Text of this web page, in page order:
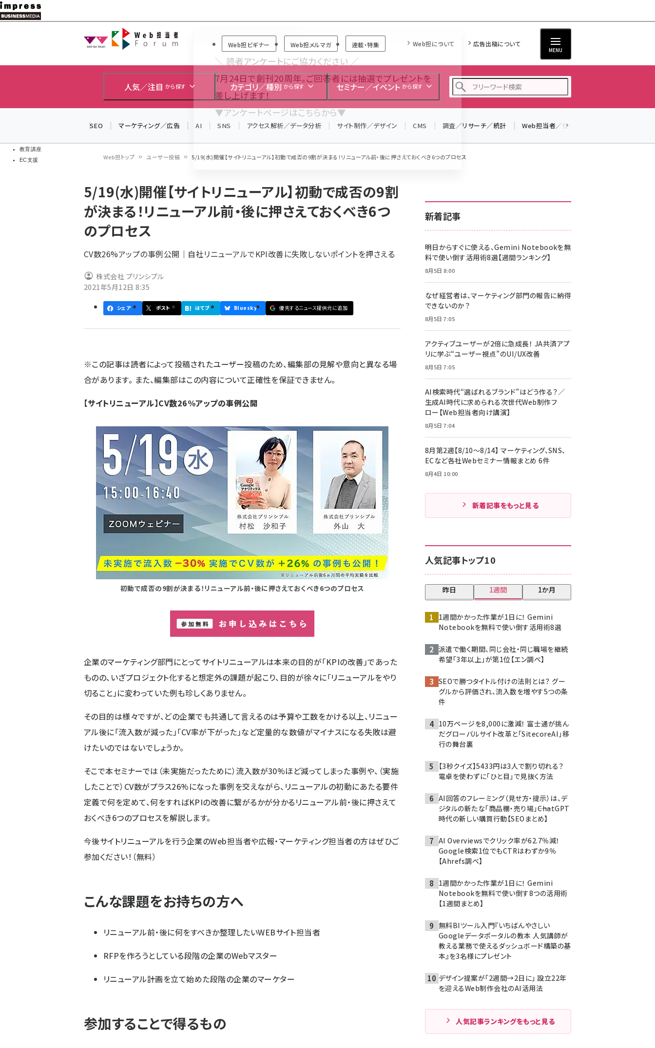
メ
イ
教育講座
EC支援
Web担当者Forum
Web担ビギナー Web担メルマガ 連載・特集 Web担について 広告出稿について
MENU
人気／注目 から探す カテゴリ／種別 から探す セミナー／イベント から探す
z世代 (1617)
meo (1274)
SEO マーケティング／広告 AI SNS アクセス解析／データ分析 サイト制作／デザイン CMS 調査／リサーチ／統計 Web担当者／仕事
ン
く
ず
Web担トップ ユーザー投稿 5/19(水)開催【サイトリニューアル】初動で成否の9割が決まる！リニューアル前・後に押さえておくべき6つのプロセス
5/19(水)開催【サイトリニューアル】初動で成否の9割
が決まる！リニューアル前・後に押さえておくべき6つ
のプロセス
CV数26%アップの事例公開｜自社リニューアルでKPI改善に失敗しないポイントを押さえる
株式会社 プリンシプル
2021年5月12日 8:35
シェア ポスト はてブ Bluesky 優先するニュース提供元に追加
※この記事は読者によって投稿されたユーザー投稿のため、編集部の見解や意向と異なる場
合があります。 また、編集部はこの内容について正確性を保証できません。
【サイトリニューアル】CV数26%アップの事例公開
初動で成否の9割が決まる！リニューアル前・後に押さえておくべき6つのプロセス
企業のマーケティング部門にとってサイトリニューアルは本来の目的が「KPIの改善」であった
ものの、いざプロジェクト化すると想定外の課題が起こり、目的が徐々に「リニューアルをやり
切ること」に変わっていた例も珍しくありません。
その目的は様々ですが、どの企業でも共通して言えるのは予算や工数をかける以上、リニュー
アル後に「流入数が減った」「CV率が下がった」など定量的な数値がマイナスになる失敗は避
けたいのではないでしょうか。
そこで本セミナーでは（未実施だったために）流入数が30%ほど減ってしまった事例や、（実施
したことで）CV数がプラス26%になった事例を交えながら、リニューアルの初動にあたる要件
定義で何を定めて、何をすればKPIの改善に繋がるかが分かるリニューアル前・後に押さえて
おくべき6つのプロセスを解説します。
今後サイトリニューアルを行う企業のWeb担当者や広報・マーケティング担当者の方はぜひご
参加ください！ （無料）
こんな課題をお持ちの方へ
リニューアル前・後に何をすべきか整理したいWEBサイト担当者
RFPを作ろうとしている段階の企業のWebマスター
リニューアル計画を立て始めた段階の企業のマーケター
参加することで得るもの
新着記事
明日からすぐに使える、Gemini Notebookを無
料で使い倒す活用術8選【週間ランキング】
8月5日 8:00
なぜ経営者は、マーケティング部門の報告に納得
できないのか？
8月5日 7:05
アクティブユーザーが2倍に急成長！ JA共済アプ
リに学ぶ“ユーザー視点”のUI/UX改善
8月5日 7:05
AI検索時代“選ばれるブランド”はどう作る？／
生成AI時代に求められる次世代Web制作フ
ロー【Web担当者向け講演】
8月5日 7:04
8月第2週【8/10～8/14】 マーケティング、SNS、
ECなど各社Webセミナー情報まとめ 6件
8月4日 10:00
新着記事をもっと見る
人気記事トップ10
昨日 1週間 1か月
1週間かかった作業が1日に！ Gemini
Notebookを無料で使い倒す活用術8選
派遣で働く期間、同じ会社・同じ職場を継続
希望「3年以上」が第1位【エン調べ】
SEOで勝つタイトル付けの法則とは？ グー
グルから評価され、流入数を増やす5つの条
件
10万ページを8,000に激減！ 富士通が挑ん
だグローバルサイト改革と「SitecoreAI」移
行の舞台裏
【3秒クイズ】5433円は3人で割り切れる？
電卓を使わずに「ひと目」で見抜く方法
AI回答のフレーミング（見せ方・提示）は、デ
ジタルの新たな「商品棚・売り場」――ChatGPT
時代の新しい購買行動【SEOまとめ】
AI Overviewsでクリック率が62.7％減！
Google検索1位でもCTRはわずか9％
【Ahrefs調べ】
1週間かかった作業が1日に！ Gemini
Notebookを無料で使い倒す8つの活用術
【1週間まとめ】
無料BIツール入門『いちばんやさしい
Googleデータポータルの教本 人気講師が
教える業務で使えるダッシュボード構築の基
本』を3名様にプレゼント
デザイン提案が「2週間→2日に」 設立22年
を迎えるWeb制作会社のAI活用法
人気記事ランキングをもっと見る
＼ 読者アンケートにご協力ください ／
7月24日で創刊20周年。ご回答者には抽選でプレゼントを
差し上げます！
▼アンケートページはこちらから▼